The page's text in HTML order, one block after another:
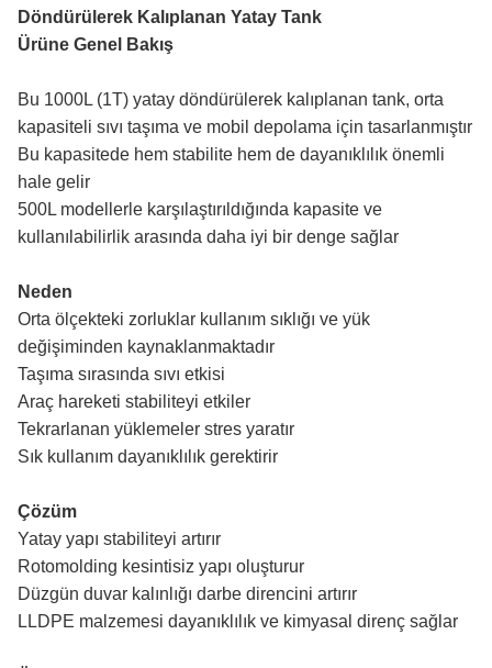
Döndürülerek Kalıplanan Yatay Tank
Ürüne Genel Bakış
Bu 1000L (1T) yatay döndürülerek kalıplanan tank, orta
kapasiteli sıvı taşıma ve mobil depolama için tasarlanmıştır
Bu kapasitede hem stabilite hem de dayanıklılık önemli
hale gelir
500L modellerle karşılaştırıldığında kapasite ve
kullanılabilirlik arasında daha iyi bir denge sağlar
Neden
Orta ölçekteki zorluklar kullanım sıklığı ve yük
değişiminden kaynaklanmaktadır
Taşıma sırasında sıvı etkisi
Araç hareketi stabiliteyi etkiler
Tekrarlanan yüklemeler stres yaratır
Sık kullanım dayanıklılık gerektirir
Çözüm
Yatay yapı stabiliteyi artırır
Rotomolding kesintisiz yapı oluşturur
Düzgün duvar kalınlığı darbe direncini artırır
LLDPE malzemesi dayanıklılık ve kimyasal direnç sağlar